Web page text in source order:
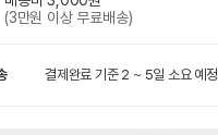
(3만원 이상 무료배송)
결제완료 기준 2 ~ 5일 소요 예정